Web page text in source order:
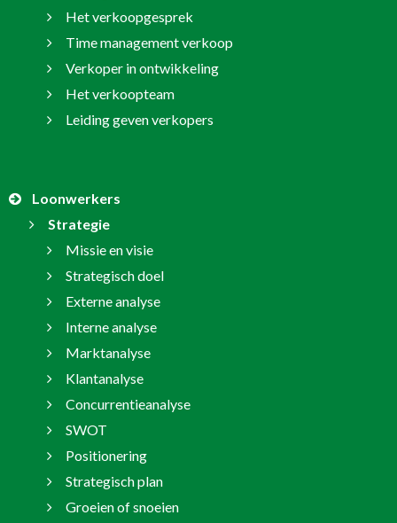
Het verkoopgesprek
Time management verkoop
Verkoper in ontwikkeling
Het verkoopteam
Leiding geven verkopers
Loonwerkers
Strategie
Missie en visie
Strategisch doel
Externe analyse
Interne analyse
Marktanalyse
Klantanalyse
Concurrentieanalyse
SWOT
Positionering
Strategisch plan
Groeien of snoeien